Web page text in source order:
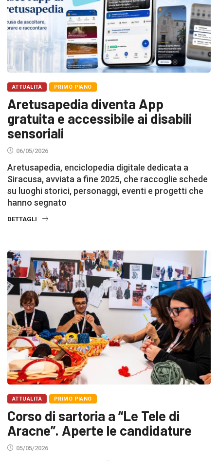
ATTUALITÀ PRIMO PIANO
Aretusapedia diventa App
gratuita e accessibile ai disabili
sensoriali
06/05/2026
Aretusapedia, enciclopedia digitale dedicata a
Siracusa, avviata a fine 2025, che raccoglie schede
su luoghi storici, personaggi, eventi e progetti che
hanno segnato
DETTAGLI
ATTUALITÀ PRIMO PIANO
Corso di sartoria a “Le Tele di
Aracne”. Aperte le candidature
05/05/2026